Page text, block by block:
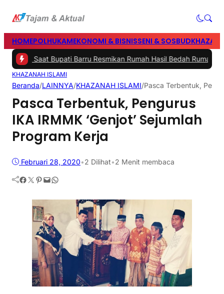
HOMEPOLHUKAMEKONOMI & BISNISSENI & SOSBUD
Saat Bupati Barru Resmikan Rumah Hasil Bedah Rumah Polres
KHAZANAH ISLAMI
Beranda/LAINNYA/KHAZANAH ISLAMI/Pasca Terbentuk,
Pasca Terbentuk, Pengurus
IKA IRMMK ‘Genjot’ Sejumlah
Program Kerja
Februari 28, 2020•2 Dilihat•2 Menit membaca
Facebook Twitter Pinterest Mail WhatsApp